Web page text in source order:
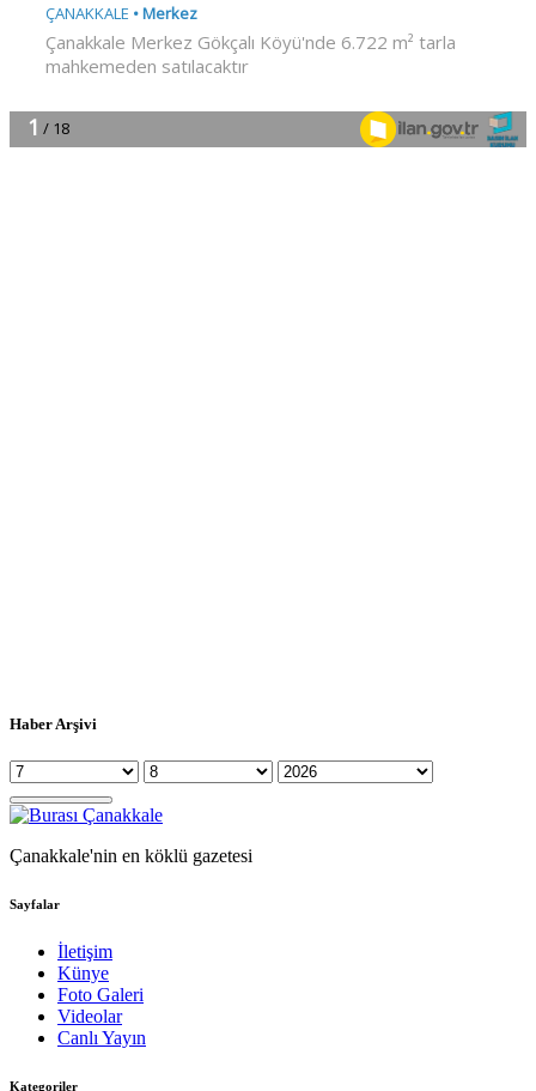
Haber Arşivi
Çanakkale'nin en köklü gazetesi
Sayfalar
İletişim
Künye
Foto Galeri
Videolar
Canlı Yayın
Kategoriler